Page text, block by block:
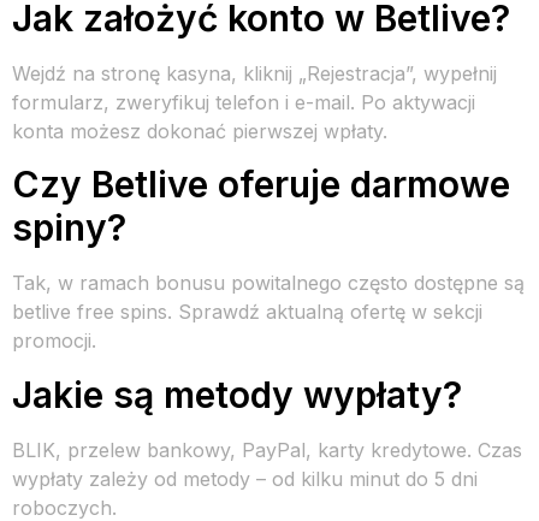
Jak założyć konto w Betlive?
Wejdź na stronę kasyna, kliknij „Rejestracja”, wypełnij
formularz, zweryfikuj telefon i e-mail. Po aktywacji
konta możesz dokonać pierwszej wpłaty.
Czy Betlive oferuje darmowe
spiny?
Tak, w ramach bonusu powitalnego często dostępne są
betlive free spins. Sprawdź aktualną ofertę w sekcji
promocji.
Jakie są metody wypłaty?
BLIK, przelew bankowy, PayPal, karty kredytowe. Czas
wypłaty zależy od metody – od kilku minut do 5 dni
roboczych.